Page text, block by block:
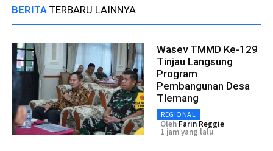
BERITA TERBARU LAINNYA
Wasev TMMD Ke-129
Tinjau Langsung
Program
Pembangunan Desa
Tlemang
REGIONAL
Oleh Farin Reggie
1 jam yang lalu